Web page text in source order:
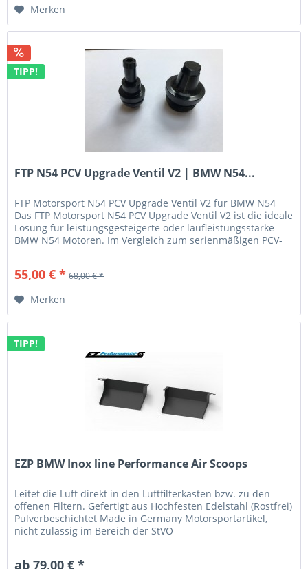
Merken
TIPP!
FTP N54 PCV Upgrade Ventil V2 | BMW N54...
FTP Motorsport N54 PCV Upgrade Ventil V2 für BMW N54
Das FTP Motorsport N54 PCV Upgrade Ventil V2 ist die ideale
Lösung für leistungsgesteigerte oder laufleistungsstarke
BMW N54 Motoren. Im Vergleich zum serienmäßigen PCV-
55,00 € * 68,00 € *
Merken
TIPP!
EZP BMW Inox line Performance Air Scoops
Leitet die Luft direkt in den Luftfilterkasten bzw. zu den
offenen Filtern. Gefertigt aus Hochfesten Edelstahl (Rostfrei)
Pulverbeschichtet Made in Germany Motorsportartikel,
nicht zulässig im Bereich der StVO
ab 79,00 € *